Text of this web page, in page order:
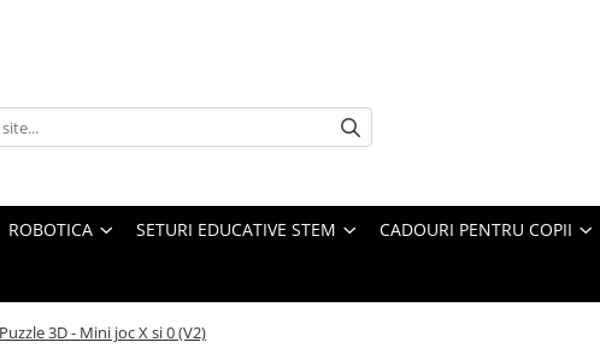
ROBOTICA SETURI EDUCATIVE STEM CADOURI PENTRU COPII
Puzzle 3D - Mini joc X si 0 (V2)